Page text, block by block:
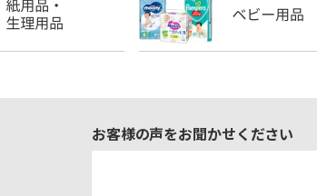
お客様の声をお聞かせください